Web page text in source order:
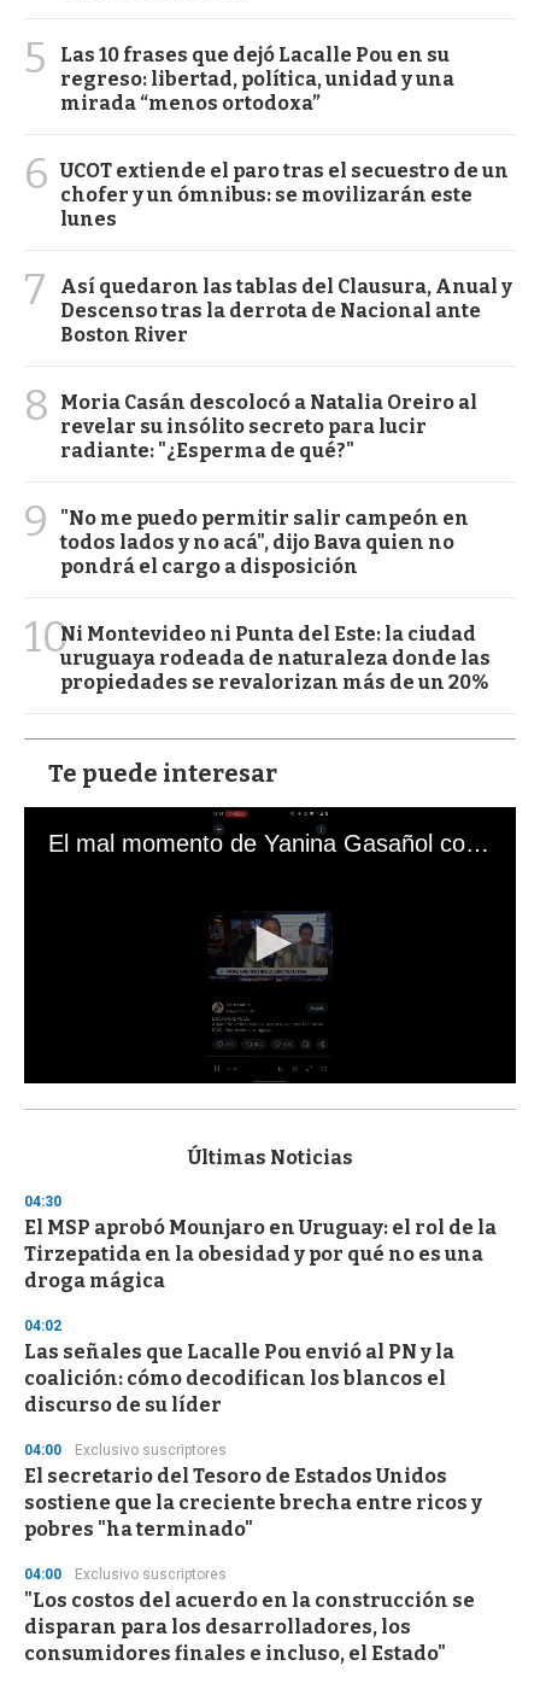
5
Las 10 frases que dejó Lacalle Pou en su
regreso: libertad, política, unidad y una
mirada “menos ortodoxa”
6 UCOT extiende el paro tras el secuestro de un
chofer y un ómnibus: se movilizarán este
lunes
7
Así quedaron las tablas del Clausura, Anual y
Descenso tras la derrota de Nacional ante
Boston River
8
Moria Casán descolocó a Natalia Oreiro al
revelar su insólito secreto para lucir
radiante: "¿Esperma de qué?"
9
"No me puedo permitir salir campeón en
todos lados y no acá", dijo Bava quien no
pondrá el cargo a disposición
10Ni Montevideo ni Punta del Este: la ciudad
uruguaya rodeada de naturaleza donde las
propiedades se revalorizan más de un 20%
Te puede interesar
El mal momento de Yanina Gasañol con un hincha argentino en "Subrayado"
s
d
s
o
f
3
s
e
c
o
n
Últimas Noticias
04:30
El MSP aprobó Mounjaro en Uruguay: el rol de la
Tirzepatida en la obesidad y por qué no es una
droga mágica
04:02
Las señales que Lacalle Pou envió al PN y la
coalición: cómo decodifican los blancos el
discurso de su líder
04:00 Exclusivo suscriptores
El secretario del Tesoro de Estados Unidos
sostiene que la creciente brecha entre ricos y
pobres "ha terminado"
04:00 Exclusivo suscriptores
"Los costos del acuerdo en la construcción se
disparan para los desarrolladores, los
consumidores finales e incluso, el Estado"